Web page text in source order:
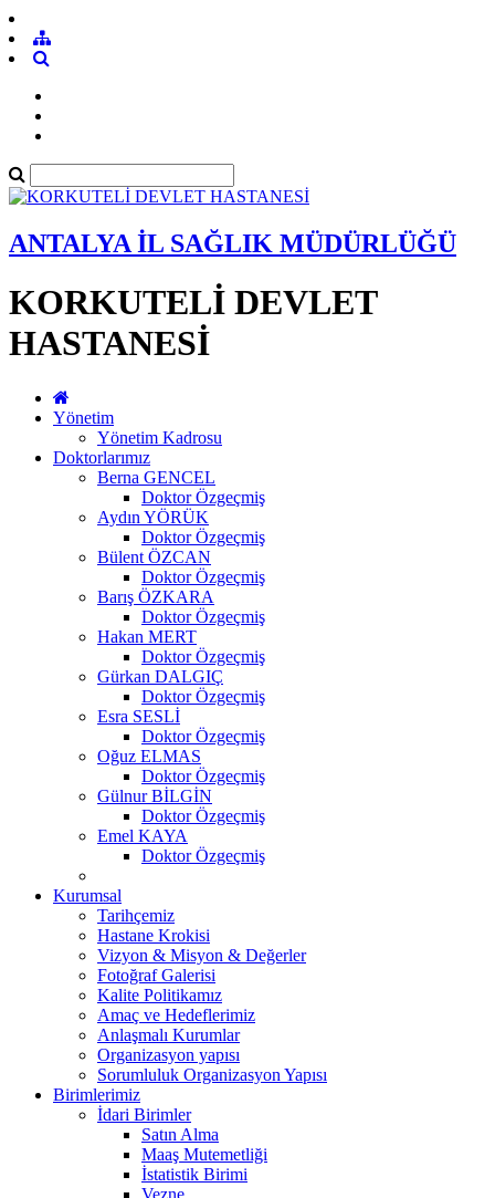
ANTALYA İL SAĞLIK MÜDÜRLÜĞÜ
KORKUTELİ DEVLET
HASTANESİ
Yönetim
Yönetim Kadrosu
Doktorlarımız
Berna GENCEL
Doktor Özgeçmiş
Aydın YÖRÜK
Doktor Özgeçmiş
Bülent ÖZCAN
Doktor Özgeçmiş
Barış ÖZKARA
Doktor Özgeçmiş
Hakan MERT
Doktor Özgeçmiş
Gürkan DALGIÇ
Doktor Özgeçmiş
Esra SESLİ
Doktor Özgeçmiş
Oğuz ELMAS
Doktor Özgeçmiş
Gülnur BİLGİN
Doktor Özgeçmiş
Emel KAYA
Doktor Özgeçmiş
Kurumsal
Tarihçemiz
Hastane Krokisi
Vizyon & Misyon & Değerler
Fotoğraf Galerisi
Kalite Politikamız
Amaç ve Hedeflerimiz
Anlaşmalı Kurumlar
Organizasyon yapısı
Sorumluluk Organizasyon Yapısı
Birimlerimiz
İdari Birimler
Satın Alma
Maaş Mutemetliği
İstatistik Birimi
Vezne